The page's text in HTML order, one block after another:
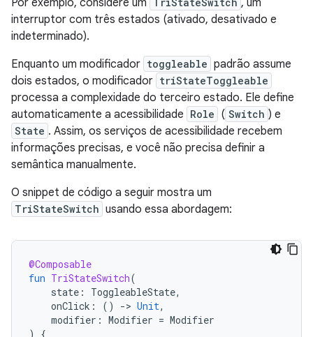
Por exemplo, considere um
, um
interruptor com três estados (ativado, desativado e
indeterminado).
Enquanto um modificador toggleable padrão assume
dois estados, o modificador triStateToggleable
processa a complexidade do terceiro estado. Ele define
automaticamente a acessibilidade Role ( Switch ) e
State . Assim, os serviços de acessibilidade recebem
informações precisas, e você não precisa definir a
semântica manualmente.
O snippet de código a seguir mostra um
TriStateSwitch usando essa abordagem:
@Composable
fun TriStateSwitch(
state : ToggleableState,
onClick : () -> Unit,
modifier : Modifier = Modifier
)
{